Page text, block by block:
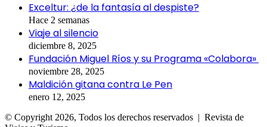
Exceltur: ¿de la fantasía al despiste?
Hace 2 semanas
Viaje al silencio
diciembre 8, 2025
Fundación Miguel Ríos y su Programa «Colabora»
noviembre 28, 2025
Maldición gitana contra Le Pen
enero 12, 2025
© Copyright 2026, Todos los derechos reservados | Revista de